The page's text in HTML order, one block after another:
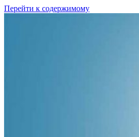
Перейти к содержимому